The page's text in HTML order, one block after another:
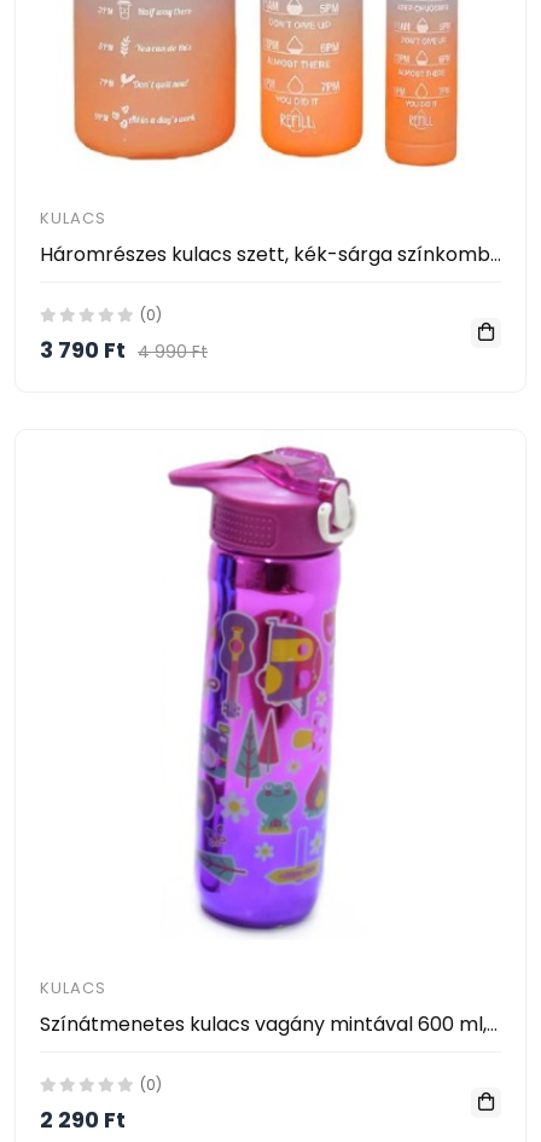
KULACS
Háromrészes kulacs szett, kék-sárga színkombinációban, 2L, 900 ml és 300 ml méretű palackokkal
(0)
3 790 Ft 4 990 Ft
KULACS
Színátmenetes kulacs vagány mintával 600 ml, Rainbow 001
(0)
2 290 Ft